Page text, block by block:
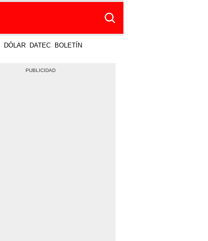
DÓLAR DATEC BOLETÍN